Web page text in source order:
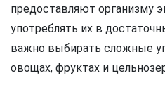
предоставляют организму
употреблять их в
важно выбирать сложные
овощах, фруктах и